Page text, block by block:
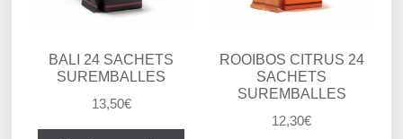
BALI 24 SACHETS
SUREMBALLES
13,50€
ROOIBOS CITRUS 24
SACHETS
SUREMBALLES
12,30€